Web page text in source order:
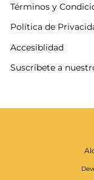
Términos y
Política de
Accesiblidad
Suscríbete a